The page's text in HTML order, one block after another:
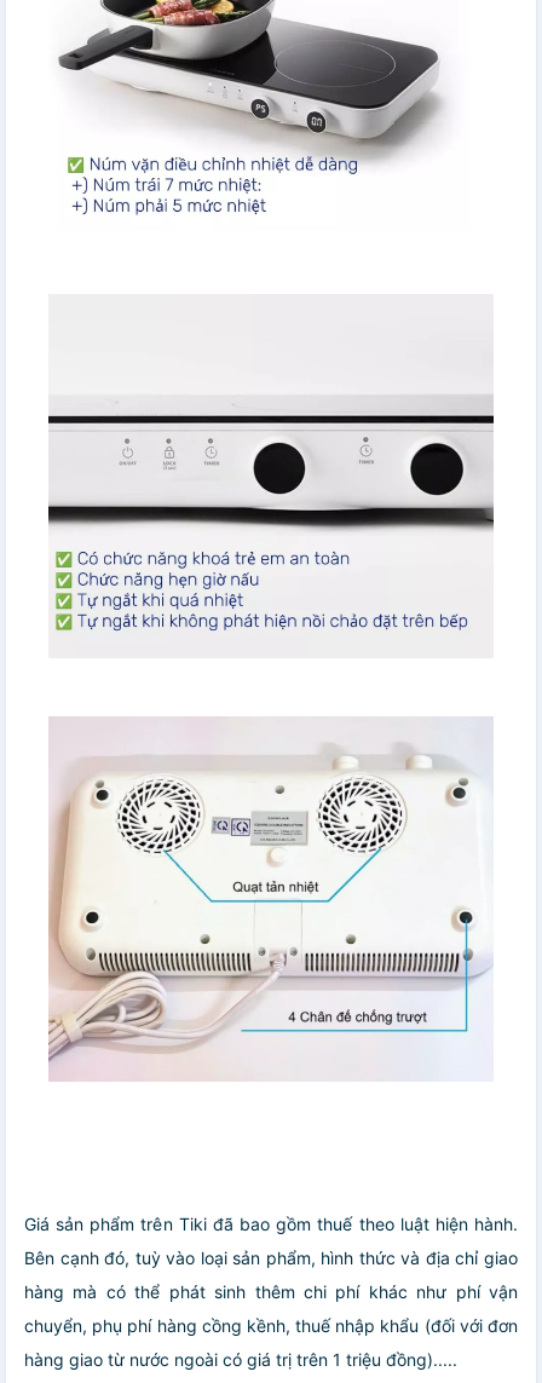
Giá sản phẩm trên Tiki đã bao gồm thuế theo luật hiện hành.
Bên cạnh đó, tuỳ vào loại sản phẩm, hình thức và địa chỉ giao
hàng mà có thể phát sinh thêm chi phí khác như phí vận
chuyển, phụ phí hàng cồng kềnh, thuế nhập khẩu (đối với đơn
hàng giao từ nước ngoài có giá trị trên 1 triệu đồng).....